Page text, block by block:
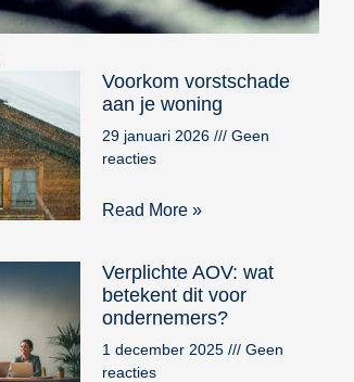
Voorkom vorstschade
aan je woning
29 januari 2026
Geen
reacties
Read More »
Verplichte AOV: wat
betekent dit voor
ondernemers?
1 december 2025
Geen
reacties